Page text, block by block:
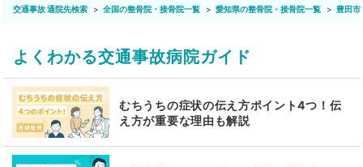
交通事故 通院先検索 全国の整骨院・接骨院一覧 愛知県の整骨院・接骨院一覧 豊田市
よくわかる交通事故病院ガイド
むちうちの症状の伝え方ポイント4つ！伝
え方が重要な理由も解説